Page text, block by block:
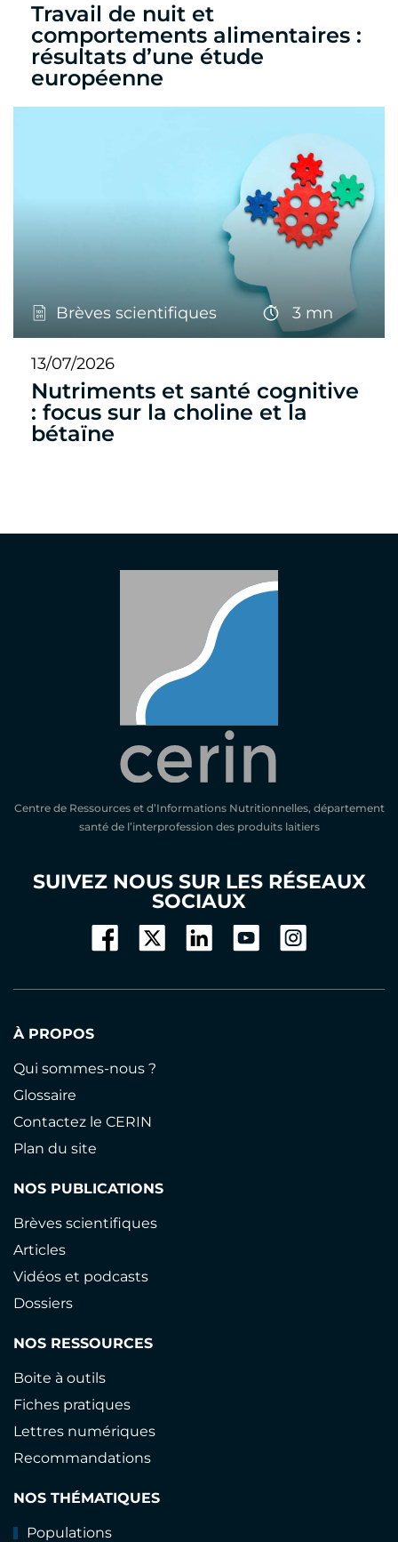
Travail de nuit et
comportements alimentaires :
résultats d’une étude
européenne
Brèves scientifiques 3 mn
13/07/2026
Nutriments et santé cognitive
: focus sur la choline et la
bétaïne
Centre de Ressources et d’Informations Nutritionnelles, département
santé de l’interprofession des produits laitiers
SUIVEZ NOUS SUR LES RÉSEAUX
SOCIAUX
À PROPOS
Qui sommes-nous ?
Glossaire
Contactez le CERIN
Plan du site
NOS PUBLICATIONS
Brèves scientifiques
Articles
Vidéos et podcasts
Dossiers
NOS RESSOURCES
Boite à outils
Fiches pratiques
Lettres numériques
Recommandations
NOS THÉMATIQUES
Populations